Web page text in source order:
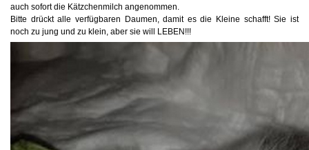
auch sofort die Kätzchenmilch angenommen.
Bitte drückt alle verfügbaren Daumen, damit es die Kleine schafft! Sie ist
noch zu jung und zu klein, aber sie will LEBEN!!!